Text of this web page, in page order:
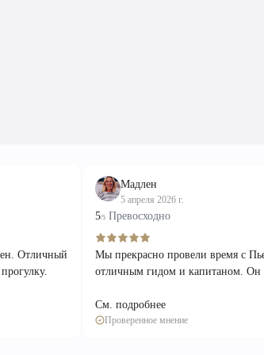
Отличный
Мадлен
5 апреля 2026 г.
5/5 Превосходно
Мы прекрасно провели время с
отличным гидом и капитаном. Он
См. подробнее
Проверенное мнение